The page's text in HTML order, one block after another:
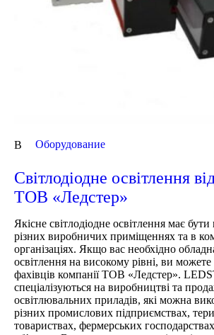
В Оборудование
Світлодіодне освітлення
ТОВ «Ледстер»
Якісне світлодіодне освітлення має
різних виробничих приміщеннях та в
організаціях. Якщо вас необхідно
освітлення на високому рівні, ви
фахівців компанії ТОВ «Ледстер».
спеціалізуються на виробництві та
освітлювальних приладів, які можна
різних промислових підприємствах,
товариствах, фермерських